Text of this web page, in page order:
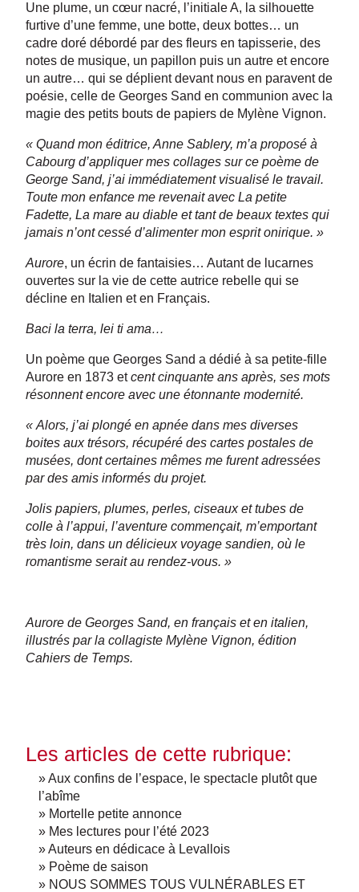
Une plume, un cœur nacré, l’initiale A, la silhouette
furtive d’une femme, une botte, deux bottes… un
cadre doré débordé par des fleurs en tapisserie, des
notes de musique, un papillon puis un autre et encore
un autre… qui se déplient devant nous en paravent de
poésie, celle de Georges Sand en communion avec la
magie des petits bouts de papiers de Mylène Vignon.
« Quand mon éditrice, Anne Sablery, m’a proposé à
Cabourg d’appliquer mes collages sur ce poème de
George Sand, j’ai immédiatement visualisé le travail.
Toute mon enfance me revenait avec La petite
Fadette, La mare au diable et tant de beaux textes qui
jamais n’ont cessé d’alimenter mon esprit onirique. »
Aurore, un écrin de fantaisies… Autant de lucarnes
ouvertes sur la vie de cette autrice rebelle qui se
décline en Italien et en Français.
Baci la terra, lei ti ama…
Un poème que Georges Sand a dédié à sa petite-fille
Aurore en 1873 etcent cinquante ans après, ses mots
résonnent encore avec une étonnante modernité.
« Alors, j’ai plongé en apnée dans mes diverses
boites aux trésors, récupéré des cartes postales de
musées, dont certaines mêmes me furent adressées
par des amis informés du projet.
Jolis papiers, plumes, perles, ciseaux et tubes de
colle à l’appui, l’aventure commençait, m’emportant
très loin, dans un délicieux voyage sandien, où le
romantisme serait au rendez-vous. »
Aurore de Georges Sand, en français et en italien,
illustrés par la collagiste Mylène Vignon, édition
Cahiers de Temps.
Les articles de cette rubrique:
» Aux confins de l’espace, le spectacle plutôt que
l’abîme
» Mortelle petite annonce
» Mes lectures pour l’été 2023
» Auteurs en dédicace à Levallois
» Poème de saison
» NOUS SOMMES TOUS VULNÉRABLES ET